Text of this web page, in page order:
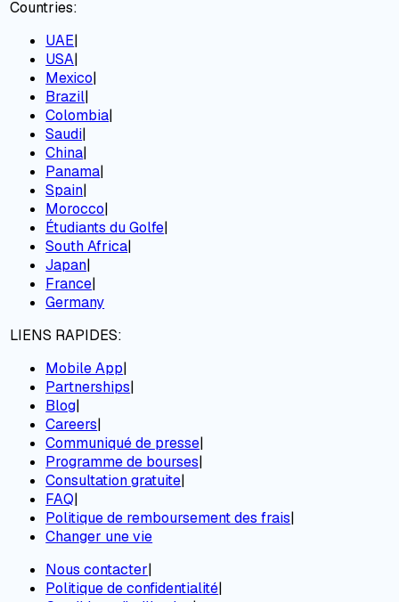
Countries:
UAE|
USA|
Mexico|
Brazil|
Colombia|
Saudi|
China|
Panama|
Spain|
Morocco|
Étudiants du Golfe|
South Africa|
Japan|
France|
Germany
LIENS RAPIDES:
Mobile App|
Partnerships|
Blog|
Careers|
Communiqué de presse|
Programme de bourses|
Consultation gratuite|
FAQ|
Politique de remboursement des frais|
Changer une vie
Nous contacter|
Politique de confidentialité|